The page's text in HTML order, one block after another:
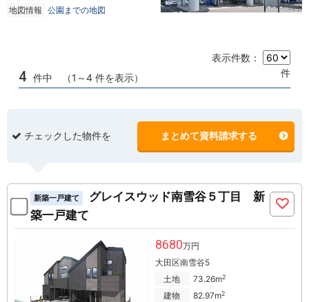
地図情報 公園までの地図
4 件中 （1～4 件を表示）
表示件数：
件
チェックした物件を まとめて資料請求する
新築一戸建て
グレイスウッド南雪谷５丁目 新
築一戸建て
8680万円
大田区南雪谷5
土地
73.26m2
建物 82.97m2